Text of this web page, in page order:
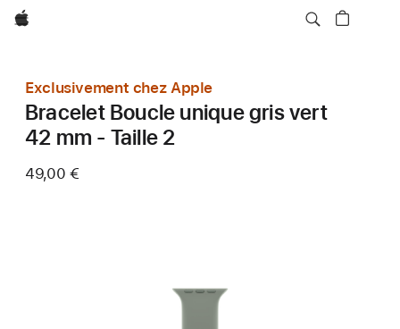
Apple
Exclusivement chez Apple
Bracelet Boucle unique gris vert
42 mm - Taille 2
49,00 €